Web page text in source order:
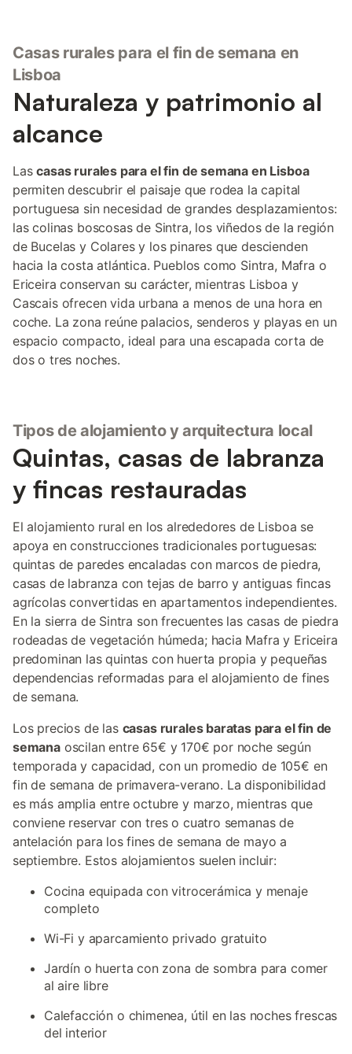
Casas rurales para el fin de semana en
Lisboa
Naturaleza y patrimonio al
alcance
Lascasas rurales para el fin de semana en Lisboa
permiten descubrir el paisaje que rodea la capital
portuguesa sin necesidad de grandes desplazamientos:
las colinas boscosas de Sintra, los viñedos de la región
de Bucelas y Colares y los pinares que descienden
hacia la costa atlántica. Pueblos como Sintra, Mafra o
Ericeira conservan su carácter, mientras Lisboa y
Cascais ofrecen vida urbana a menos de una hora en
coche. La zona reúne palacios, senderos y playas en un
espacio compacto, ideal para una escapada corta de
dos o tres noches.
Tipos de alojamiento y arquitectura local
Quintas, casas de labranza
y fincas restauradas
El alojamiento rural en los alrededores de Lisboa se
apoya en construcciones tradicionales portuguesas:
quintas de paredes encaladas con marcos de piedra,
casas de labranza con tejas de barro y antiguas fincas
agrícolas convertidas en apartamentos independientes.
En la sierra de Sintra son frecuentes las casas de piedra
rodeadas de vegetación húmeda; hacia Mafra y Ericeira
predominan las quintas con huerta propia y pequeñas
dependencias reformadas para el alojamiento de fines
de semana.
Los precios de las casas rurales baratas para el fin de
semanaoscilan entre 65€ y 170€ por noche según
temporada y capacidad, con un promedio de 105€ en
fin de semana de primavera-verano. La disponibilidad
es más amplia entre octubre y marzo, mientras que
conviene reservar con tres o cuatro semanas de
antelación para los fines de semana de mayo a
septiembre. Estos alojamientos suelen incluir:
Cocina equipada con vitrocerámica y menaje
completo
Wi-Fi y aparcamiento privado gratuito
Jardín o huerta con zona de sombra para comer
al aire libre
Calefacción o chimenea, útil en las noches frescas
del interior